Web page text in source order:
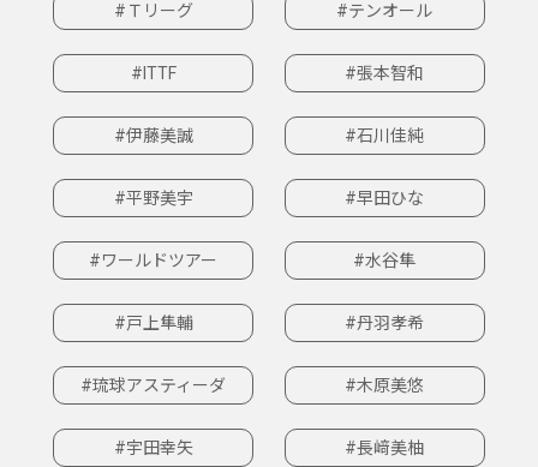
#Ｔリーグ #テンオール
#ITTF #張本智和
#伊藤美誠 #石川佳純
#平野美宇 #早田ひな
#ワールドツアー #水谷隼
#戸上隼輔 #丹羽孝希
#琉球アスティーダ #木原美悠
#宇田幸矢 #長﨑美柚